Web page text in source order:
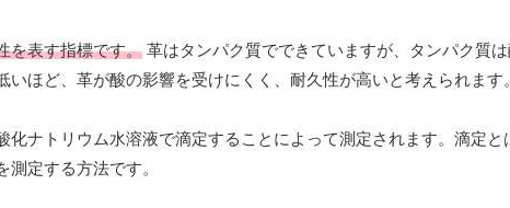
を表す指標です。 革はタンパク質でできていますが、タンパク質
いほど、革が酸の影響を受けにくく、耐久性が高いと考えられます。
化ナトリウム水溶液で滴定することによって測定されます。滴定
定する方法です。